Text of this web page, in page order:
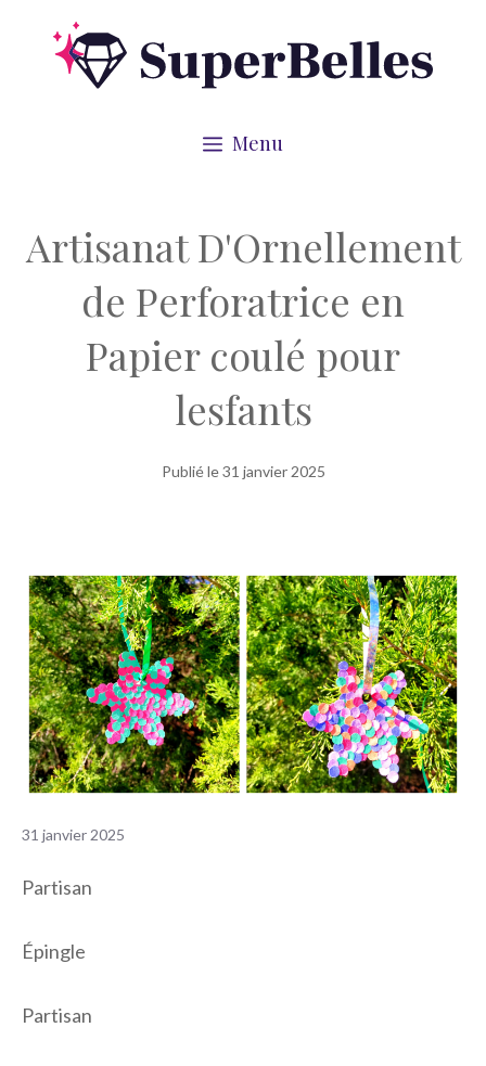
Menu
Artisanat D'Ornellement
de Perforatrice en
Papier coulé pour
lesfants
Publié le31 janvier 2025
31 janvier 2025
Partisan
Épingle
Partisan